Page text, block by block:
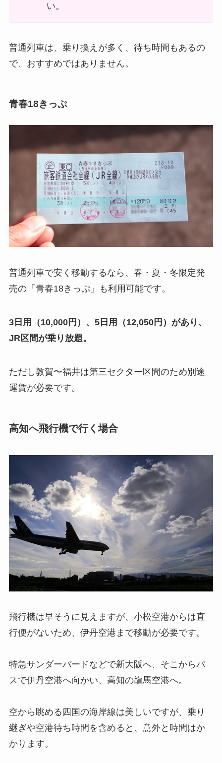
い。
普通列車は、乗り換えが多く、待ち時間もあるの
で、おすすめではありません。
青春18きっぷ
普通列車で安く移動するなら、春・夏・冬限定発
売の「青春18きっぷ」も利用可能です。
3日用（10,000円）、5日用（12,050円）があり、
JR区間が乗り放題。
ただし敦賀〜福井は第三セクター区間のため別途
運賃が必要です。
高知へ飛行機で行く場合
飛行機は早そうに見えますが、小松空港からは直
行便がないため、伊丹空港まで移動が必要です。
特急サンダーバードなどで新大阪へ、そこからバ
スで伊丹空港へ向かい、高知の龍馬空港へ。
空から眺める四国の海岸線は美しいですが、乗り
継ぎや空港待ち時間を含めると、意外と時間はか
かります。